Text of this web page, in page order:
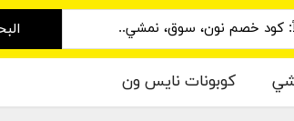
كوبونات نايس ون